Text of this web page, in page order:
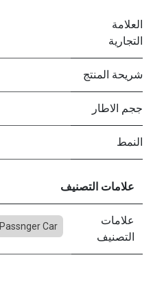
العلامة
التجارية
شريحة المنتج
ججم الاطار
النمط
علامات التصنيف
علامات
التصنيف
Passnger Car